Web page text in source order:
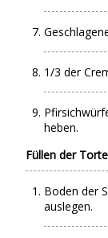
1/3 der
heben.
Füllen der Torte
Boden der
auslegen.